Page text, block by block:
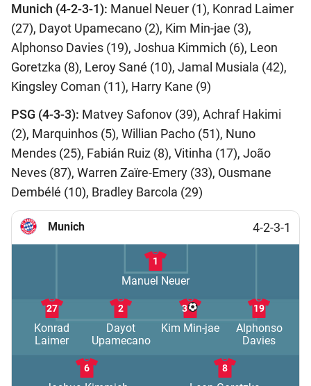
Munich (4-2-3-1): Manuel Neuer (1), Konrad Laimer
(27), Dayot Upamecano (2), Kim Min-jae (3),
Alphonso Davies (19), Joshua Kimmich (6), Leon
Goretzka (8), Leroy Sané (10), Jamal Musiala (42),
Kingsley Coman (11), Harry Kane (9)
PSG (4-3-3): Matvey Safonov (39), Achraf Hakimi
(2), Marquinhos (5), Willian Pacho (51), Nuno
Mendes (25), Fabián Ruiz (8), Vitinha (17), João
Neves (87), Warren Zaïre-Emery (33), Ousmane
Dembélé (10), Bradley Barcola (29)
Munich 4-2-3-1
1
Manuel Neuer
27
Konrad
Laimer
2
Dayot
Upamecano
3
Kim Min-jae
19
Alphonso
Davies
6 8